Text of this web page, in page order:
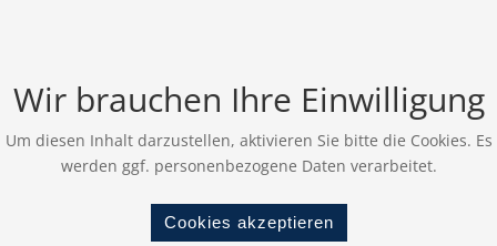
Wir brauchen Ihre Einwilligung
Um diesen Inhalt darzustellen, aktivieren Sie bitte die Cookies. Es
werden ggf. personenbezogene Daten verarbeitet.
Cookies akzeptieren